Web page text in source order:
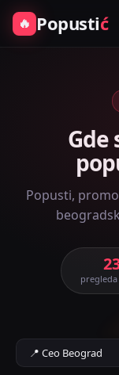
🔥 Popustić
Gde
Popusti,